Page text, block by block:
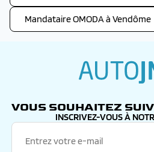
Mandataire OMODA à Vendôme
VOUS SOUHAITEZ
INSCRIVEZ-VOUS À